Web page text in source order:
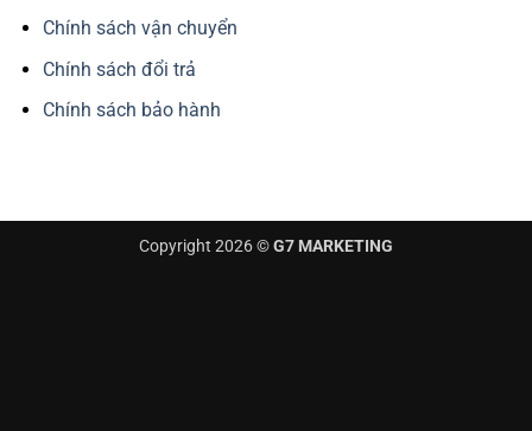
Chính sách vận chuyển
Chính sách đổi trả
Chính sách bảo hành
Copyright 2026 ©G7 MARKETING